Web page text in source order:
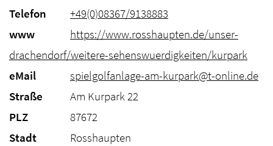
Telefon
+49(0)08367/9138883
www
https://www.rosshaupten.de/unser-
drachendorf/weitere-sehenswuerdigkeiten/kurpark
eMail
spielgolfanlage-am-kurpark@t-online.de
Straße
Am Kurpark 22
PLZ
87672
Stadt
Rosshaupten